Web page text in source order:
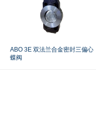
ABO 3E 双法兰合金密封三偏心
蝶阀